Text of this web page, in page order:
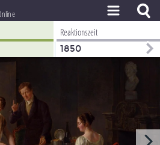
Reaktionszeit
1850